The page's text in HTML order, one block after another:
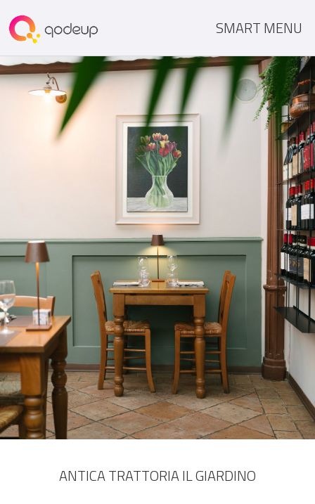
SMART MENU
ANTICA TRATTORIA IL GIARDINO